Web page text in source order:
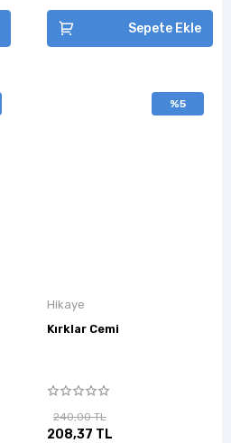
Sepete Ekle
%5
Hikaye
Kırklar Cemi
240,00 TL
208,37 TL